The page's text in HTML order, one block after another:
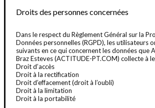
Droits des personnes concernées
Dans le respect du Règlement Général sur la
Données personnelles (RGPD), les utilisateurs
suivants en ce qui concernent les données que
Braz Esteves (ACTITUDE-PT.COM) collecte à
Droit d’accès
Droit à la rectification
Droit d’effacement (droit à l’oubli)
Droit à la limitation
Droit à la portabilité